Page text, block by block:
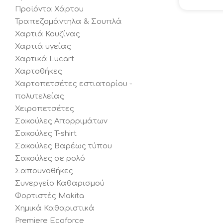
Προϊόντα Χάρτου
Τραπεζομάντηλα & Σουπλά
Χαρτιά Κουζίνας
Χαρτιά υγείας
Χαρτικά Lucart
Χαρτοθήκες
Χαρτοπετσέτες εστιατορίου -
πολυτελείας
Χειροπετσέτες
Σακούλες Απορριμάτων
Σακούλες T-shirt
Σακούλες Βαρέως τύπου
Σακούλες σε ρολό
Σαπουνοθήκες
Συνεργείο Καθαρισμού
Φορτιστές Makita
Χημικά Καθαριστικά
Premiere Ecoforce